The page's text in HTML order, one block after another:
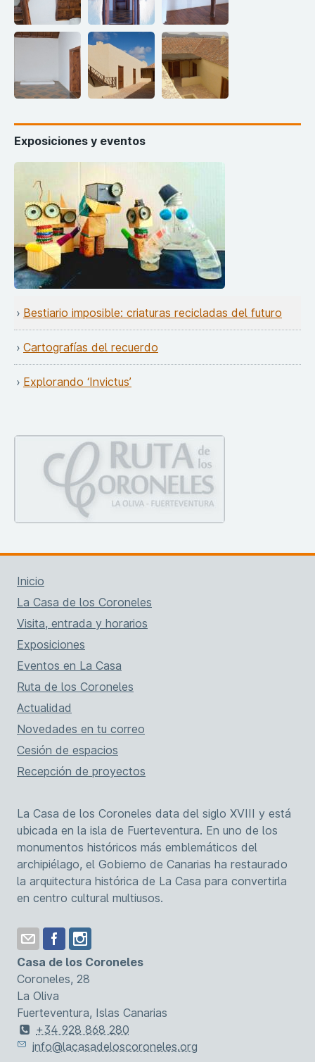
Exposiciones y eventos
Bestiario imposible: criaturas recicladas del futuro
Cartografías del recuerdo
Explorando ‘Invictus’
Inicio
La Casa de los Coroneles
Visita, entrada y horarios
Exposiciones
Eventos en La Casa
Ruta de los Coroneles
Actualidad
Novedades en tu correo
Cesión de espacios
Recepción de proyectos
La Casa de los Coroneles data del siglo XVIII y está
ubicada en la isla de Fuerteventura. En uno de los
monumentos históricos más emblemáticos del
archipiélago, el Gobierno de Canarias ha restaurado
la arquitectura histórica de La Casa para convertirla
en centro cultural multiusos.
Casa de los Coroneles
Coroneles, 28
La Oliva
Fuerteventura, Islas Canarias
+34 928 868 280
info@lacasadeloscoroneles.org